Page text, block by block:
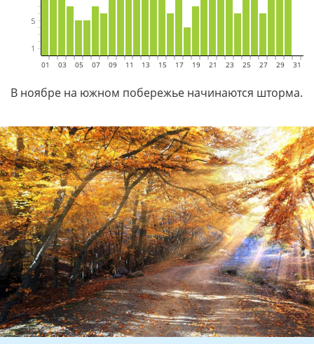
01 03 05 0708 0910 11 13 15 17 19 2021 2223 25 2728 2930 31
В ноябре на южном побережье начинаются шторма.